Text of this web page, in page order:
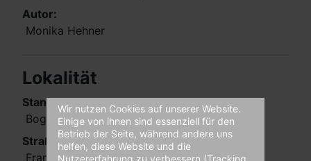
Autor:
Monika Hehner
Lokalität
Standort:
Bogengelände Welzheim
Straße:
Franz Baum Weg
Wir nutzen Cookies auf unserer Website.
Einige von ihnen sind essenziell für den
Betrieb der Seite, während andere uns
helfen, diese Website und die
Nutzererfahrung zu verbessern (Tracking